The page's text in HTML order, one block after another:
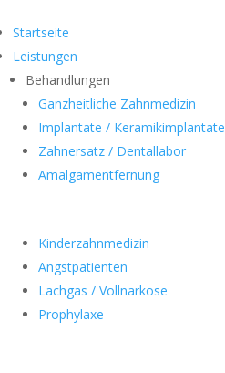
Startseite
Leistungen
Behandlungen
Ganzheitliche Zahnmedizin
Implantate / Keramikimplantate
Zahnersatz / Dentallabor
Amalgamentfernung
Kinderzahnmedizin
Angstpatienten
Lachgas / Vollnarkose
Prophylaxe